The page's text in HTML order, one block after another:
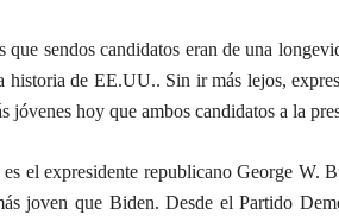
que sendos candidatos eran de una
historia de EE.UU.. Sin ir más lejos,
jóvenes hoy que ambos candidatos a la
el expresidente republicano George W.
joven que Biden. Desde el Partido